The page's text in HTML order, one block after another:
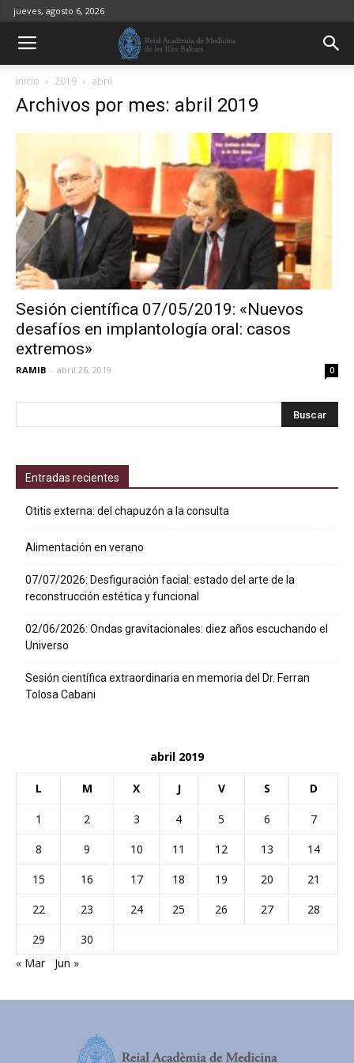
jueves, agosto 6, 2026
Inicio 2019 abril
Archivos por mes: abril 2019
Sesión científica 07/05/2019: «Nuevos
desafíos en implantología oral: casos
extremos»
RAMIB - abril 26, 2019 0
Entradas recientes
Otitis externa: del chapuzón a la consulta
Alimentación en verano
07/07/2026: Desfiguración facial: estado del arte de la
reconstrucción estética y funcional
02/06/2026: Ondas gravitacionales: diez años escuchando el
Universo
Sesión científica extraordinaria en memoria del Dr. Ferran
Tolosa Cabani
abril 2019
L M X J V S D
1 2 3 4 5 6
7
8
9 10 11 12 13
14
15
16 17 18 19 20
21
22
23 24 25 26 27
28
29
30
« Mar
Jun »